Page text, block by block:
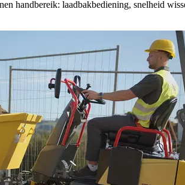
handbereik: laadbakbediening, snelheid